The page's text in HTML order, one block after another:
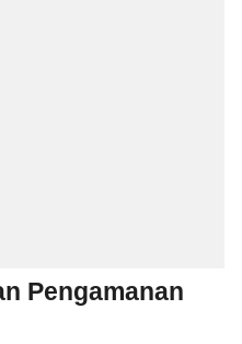
Pengamanan